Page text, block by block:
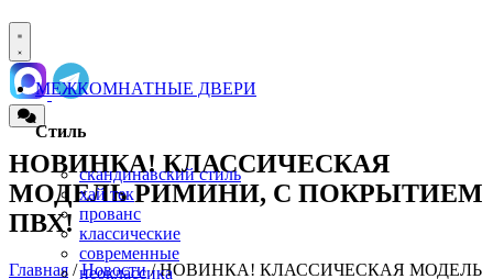
МЕЖКОМНАТНЫЕ ДВЕРИ
Стиль
скандинавский стиль
хай тек
прованс
классические
современные
неоклассика
НОВИНКА! КЛАССИЧЕСКАЯ
МОДЕЛЬ РИМИНИ, С ПОКРЫТИЕМ
ПВХ!
Главная /Новости/ НОВИНКА! КЛАССИЧЕСКАЯ МОДЕЛЬ